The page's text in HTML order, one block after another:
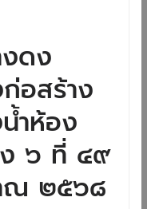
งดง
อสร้าง
ำห้อง
๖ ที่ ๔๙
ณ ๒๕๖๘